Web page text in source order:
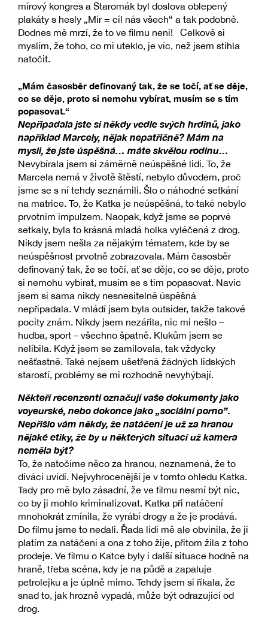
mírový kongres a Staromák byl doslova oblepený
plakáty s hesly „Mír = cíl nás všech“ a tak podobně.
Dodnes mě mrzí, že to ve filmu není! Celkově si
myslím, že toho, co mi uteklo, je víc, než jsem stihla
natočit.
„Mám časosběr definovaný tak, že se točí, ať se děje,
co se děje, proto si nemohu vybírat, musím se s tím
popasovat.“
Nepřipadala jste si někdy vedle svých hrdinů, jako
například Marcely, nějak nepatřičně? Mám na
mysli, že jste úspěšná… máte skvělou rodinu…
Nevybírala jsem si záměrně neúspěšné lidi. To, že
Marcela nemá v životě štěstí, nebylo důvodem, proč
jsme se s ní tehdy seznámili. Šlo o náhodné setkání
na matrice. To, že Katka je neúspěšná, to také nebylo
prvotním impulzem. Naopak, když jsme se poprvé
setkaly, byla to krásná mladá holka vyléčená z drog.
Nikdy jsem nešla za nějakým tématem, kde by se
neúspěšnost prvotně zobrazovala. Mám časosběr
definovaný tak, že se točí, ať se děje, co se děje, proto
si nemohu vybírat, musím se s tím popasovat. Navíc
jsem si sama nikdy nesnesitelně úspěšná
nepřipadala. V mládí jsem byla outsider, takže takové
pocity znám. Nikdy jsem nezářila, nic mi nešlo –
hudba, sport – všechno špatně. Klukům jsem se
nelíbila. Když jsem se zamilovala, tak vždycky
nešťastně. Také nejsem ušetřená žádných lidských
starostí, problémy se mi rozhodně nevyhýbají.
Někteří recenzenti označují vaše dokumenty jako
voyeurské, nebo dokonce jako „sociální porno”.
Nepřišlo vám někdy, že natáčení je už za hranou
nějaké etiky, že by u některých situací už kamera
neměla být?
To, že natočíme něco za hranou, neznamená, že to
diváci uvidí. Nejvyhrocenější je v tomto ohledu Katka.
Tady pro mě bylo zásadní, že ve filmu nesmí být nic,
co by ji mohlo kriminalizovat. Katka při natáčení
mnohokrát zmínila, že vyrábí drogy a že je prodává.
Do filmu jsme to nedali. Řada lidí mě ale obvinila, že jí
platím za natáčení a ona z toho žije, přitom žila z toho
prodeje. Ve filmu o Katce byly i další situace hodně na
hraně, třeba scéna, kdy je na půdě a zapaluje
petrolejku a je úplně mimo. Tehdy jsem si říkala, že
snad to, jak hrozně vypadá, může být odrazující od
drog.